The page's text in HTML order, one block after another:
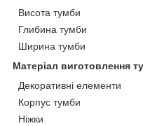
Висота тумби
Глибина тумби
Ширина тумби
Матеріал виготовлення
Декоративні елементи
Корпус тумби
Ніжки